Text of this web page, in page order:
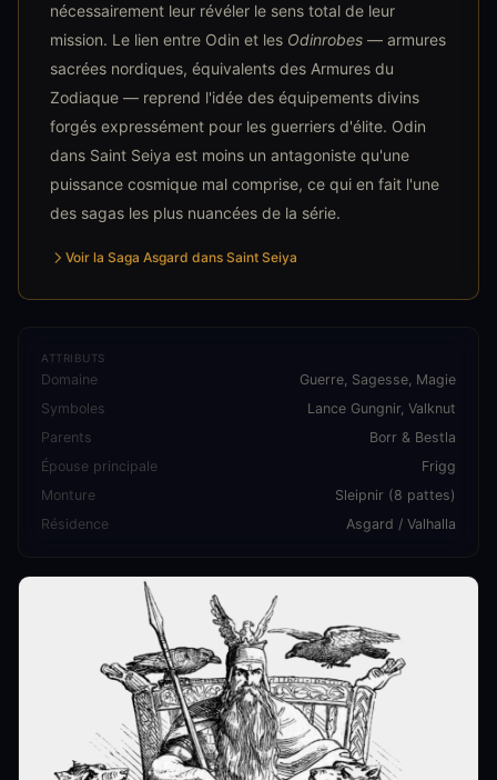
nécessairement leur révéler le sens total de leur
mission. Le lien entre Odin et les Odinrobes — armures
sacrées nordiques, équivalents des Armures du
Zodiaque — reprend l'idée des équipements divins
forgés expressément pour les guerriers d'élite. Odin
dans Saint Seiya est moins un antagoniste qu'une
puissance cosmique mal comprise, ce qui en fait l'une
des sagas les plus nuancées de la série.
Voir la Saga Asgard dans Saint Seiya
ATTRIBUTS
Domaine
Guerre, Sagesse, Magie
Symboles
Lance Gungnir, Valknut
Parents
Borr & Bestla
Épouse principale
Frigg
Monture
Sleipnir (8 pattes)
Résidence
Asgard / Valhalla